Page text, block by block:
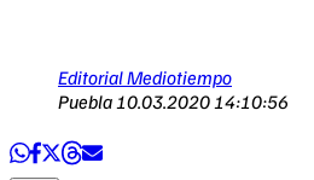
Editorial Mediotiempo
Puebla 10.03.2020 14:10:56